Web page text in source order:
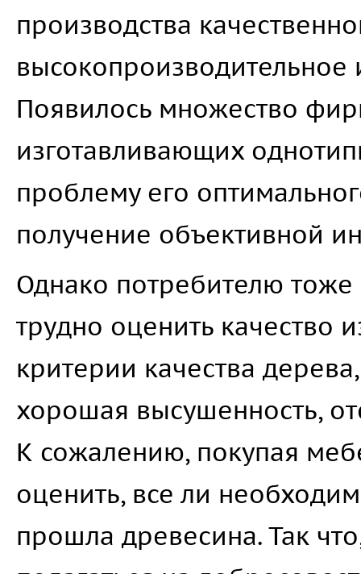
производства
Появилось множество
изготавливающих
проблему его
получение объективной
Однако потребителю тоже
трудно оценить качество
критерии качества
хорошая высушенность,
К сожалению, покупая
оценить, все ли
прошла древесина. Так